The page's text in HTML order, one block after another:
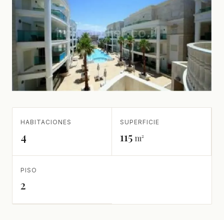
HABITACIONES
4
SUPERFICIE
115 m²
PISO
2